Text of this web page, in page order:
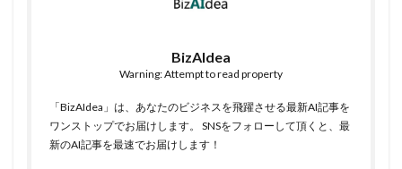
BizAIdea
Warning: Attempt to read property
「BizAIdea」は、あなたのビジネスを飛躍させる最新AI記事を
ワンストップでお届けします。 SNSをフォローして頂くと、最
新のAI記事を最速でお届けします！